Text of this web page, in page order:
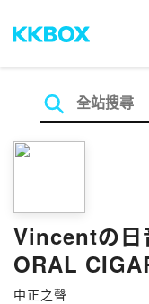
Vincentの日
ORAL
中正之聲